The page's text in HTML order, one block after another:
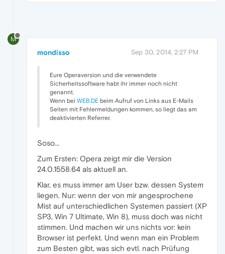
M
mondisso Sep 30, 2014, 2:27 PM
Eure Operaversion und die verwendete
Sicherheitssoftware habt ihr immer noch nicht
genannt.
Wenn bei WEB.DE beim Aufruf von Links aus E-Mails
Seiten mit Fehlermeldungen kommen, so liegt das am
deaktivierten Referrer.
Soso...
Zum Ersten: Opera zeigt mir die Version
24.0.1558.64 als aktuell an.
Klar, es muss immer am User bzw. dessen System
liegen. Nur: wenn der von mir angesprochene
Mist auf unterschiedlichen Systemen passiert (XP
SP3, Win 7 Ultimate, Win 8), muss doch was nicht
stimmen. Und machen wir uns nichts vor: kein
Browser ist perfekt. Und wenn man ein Problem
zum Besten gibt, was sich evtl. nach Prüfung